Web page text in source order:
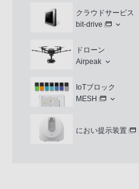
クラウドサービス
bit-drive
ドローン
Airpeak
IoTブロック
MESH
におい提示装置